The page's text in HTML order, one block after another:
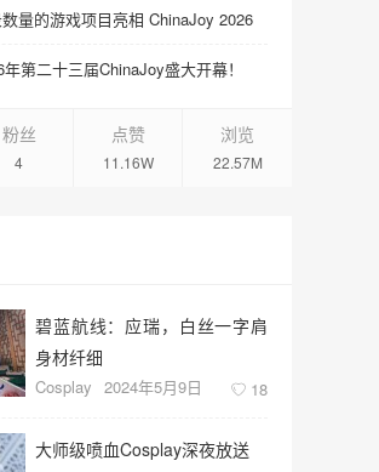
量的游戏项目亮相 ChinaJoy 2026
第二十三届ChinaJoy盛大开幕！
粉丝
4
点赞
11.16W
浏览
22.57M
碧蓝航线：应瑞，白丝一字肩
身材纤细
Cosplay 2024年5月9日 18
大师级喷血Cosplay深夜放送